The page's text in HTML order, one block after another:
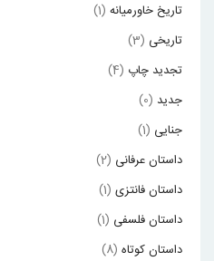
تاریخ خاورمیانه (1)
تاریخی (3)
تجدید چاپ (4)
جدید (0)
جنایی (1)
داستان عرفانی (2)
داستان فانتزی (1)
داستان فلسفی (1)
داستان کوتاه (8)